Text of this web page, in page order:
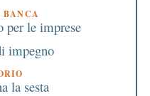
BANCA
per le imprese
impegno
la sesta